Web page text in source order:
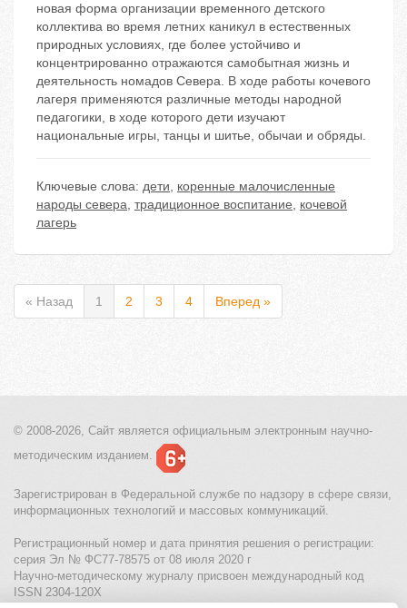
новая форма организации временного детского
коллектива во время летних каникул в естественных
природных условиях, где более устойчиво и
концентрированно отражаются самобытная жизнь и
деятельность номадов Севера. В ходе работы кочевого
лагеря применяются различные методы народной
педагогики, в ходе которого дети изучают
национальные игры, танцы и шитье, обычаи и обряды.
Ключевые слова: дети, коренные малочисленные
народы севера, традиционное воспитание, кочевой
лагерь
« Назад 1 2 3 4 Вперед »
© 2008-2026, Сайт является официальным электронным научно-
методическим изданием.
Зарегистрирован в Федеральной службе по надзору в сфере связи,
информационных технологий и массовых коммуникаций.
Регистрационный номер и дата принятия решения о регистрации:
серия Эл № ФС77-78575 от 08 июля 2020 г
Научно-методическому журналу присвоен международный код
ISSN 2304-120X